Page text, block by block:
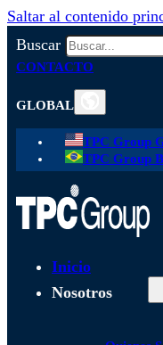
Saltar al contenido
Buscar
CONTACTO
GLOBAL
TPC Group
TPC Group
Inicio
Nosotros